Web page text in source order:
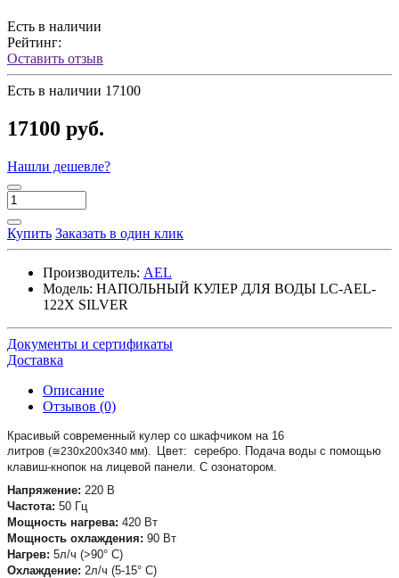
Есть в наличии
Рейтинг:
Оставить отзыв
Есть в наличии 17100
17100 руб.
Нашли дешевле?
Купить Заказать в один клик
Производитель: AEL
Модель: НАПОЛЬНЫЙ КУЛЕР ДЛЯ ВОДЫ LC-AEL-
122X SILVER
Документы и сертификаты
Доставка
Описание
Отзывов (0)
Красивый современный кулер со шкафчиком на 16
литров (≅230х200х340 мм)
Цвет: серебро. Подача воды с помощью
клавиш-кнопок на лицевой панели. С озонатором.
Напряжение: 220 В
Частота: 50 Гц
Мощность нагрева: 420 Вт
Мощность охлаждения: 90 Вт
Нагрев: 5л/ч (>90° С)
Охлаждение: 2л/ч (5-15° С)